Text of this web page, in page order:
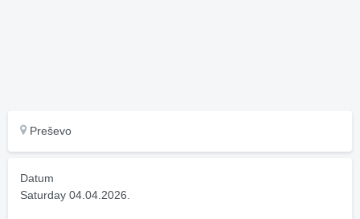
Preševo
Datum
Saturday 04.04.2026.